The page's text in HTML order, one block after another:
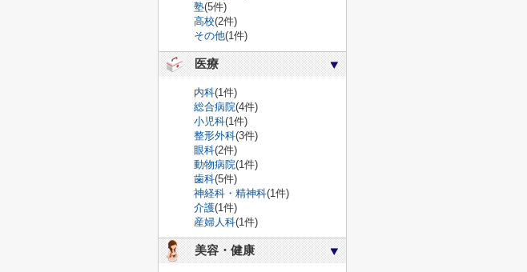
塾(5件)
高校(2件)
その他(1件)
医療
内科(1件)
総合病院(4件)
小児科(1件)
整形外科(3件)
眼科(2件)
動物病院(1件)
歯科(5件)
神経科・精神科(1件)
介護(1件)
産婦人科(1件)
美容・健康